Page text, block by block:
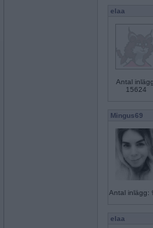
elaa
Antal
15624
Mingus69
Antal inlägg:
elaa